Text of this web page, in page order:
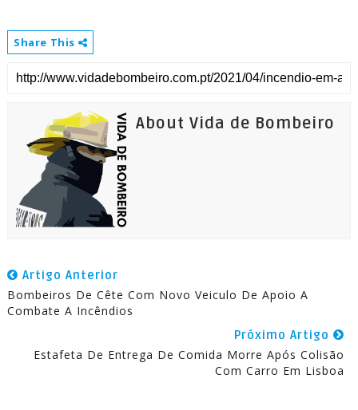
Share This
About Vida de Bombeiro
Artigo Anterior
Bombeiros De Cête Com Novo Veiculo De Apoio A
Combate A Incêndios
Próximo Artigo
Estafeta De Entrega De Comida Morre Após Colisão
Com Carro Em Lisboa